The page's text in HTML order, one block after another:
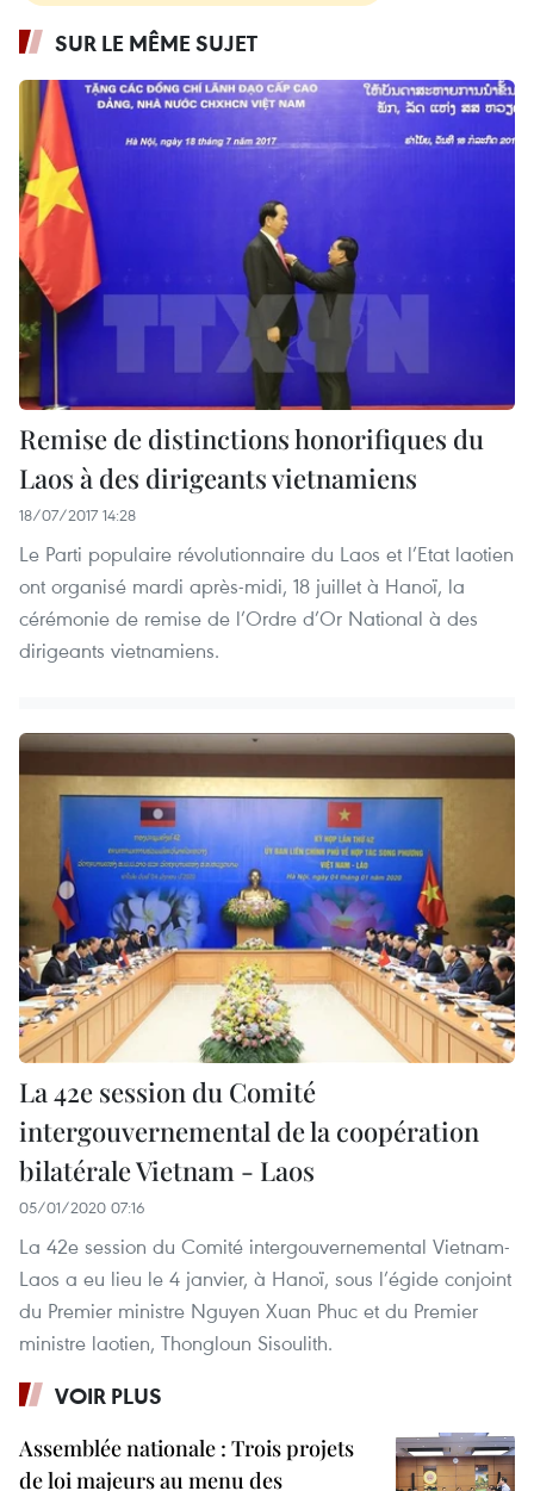
SUR LE MÊME SUJET
Remise de distinctions honorifiques du
Laos à des dirigeants vietnamiens
18/07/2017 14:28
Le Parti populaire révolutionnaire du Laos et l’Etat laotien
ont organisé mardi après-midi, 18 juillet à Hanoï, la
cérémonie de remise de l’Ordre d’Or National à des
dirigeants vietnamiens.
La 42e session du Comité
intergouvernemental de la coopération
bilatérale Vietnam - Laos
05/01/2020 07:16
La 42e session du Comité intergouvernemental Vietnam-
Laos a eu lieu le 4 janvier, à Hanoï, sous l’égide conjoint
du Premier ministre Nguyen Xuan Phuc et du Premier
ministre laotien, Thongloun Sisoulith.
VOIR PLUS
Assemblée nationale : Trois projets
de loi majeurs au menu des